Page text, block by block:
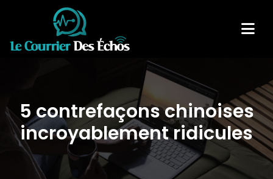
5 contrefaçons chinoises
incroyablement ridicules